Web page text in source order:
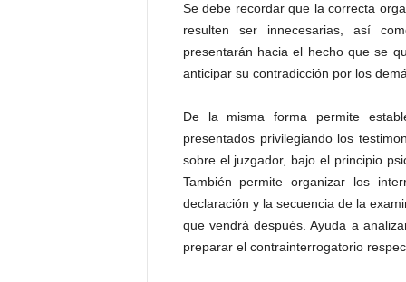
Se debe recordar que la correcta
resulten ser innecesarias, así
presentarán hacia el hecho que se
anticipar su contradicción por los
De la misma forma permite
presentados privilegiando los
sobre el juzgador, bajo el principio
También permite organizar los
declaración y la secuencia de la
que vendrá después. Ayuda a
preparar el contrainterrogatorio